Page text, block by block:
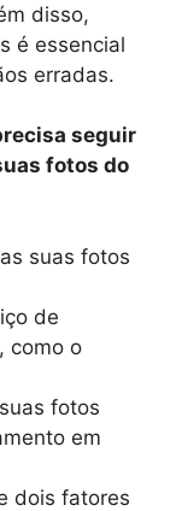
disso,
é essencial
erradas.
seguir
fotos do
suas fotos
de
como o
fotos
em
dois fatores